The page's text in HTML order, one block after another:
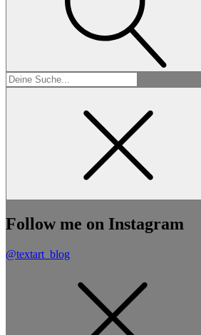
Suchen
nach:
Follow me on Instagram
@textart_blog